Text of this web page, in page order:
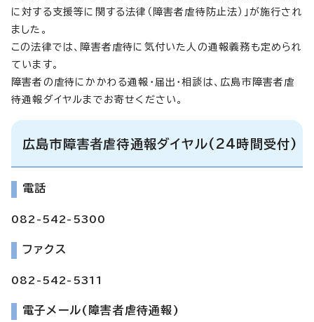
に対する支援等に関する法律（障害者虐待防止法）」が施行され
ました。
この法律では、障害者虐待に気付いた人の通報義務も定められ
ています。
障害者の虐待にかかわる通報・届出・相談は、広島市障害者虐
待通報ダイヤルまでお寄せください。
広島市障害者虐待通報ダイヤル(24時間受付)
電話
082-542-5300
ファクス
082-542-5311
電子メール(障害者虐待通報)